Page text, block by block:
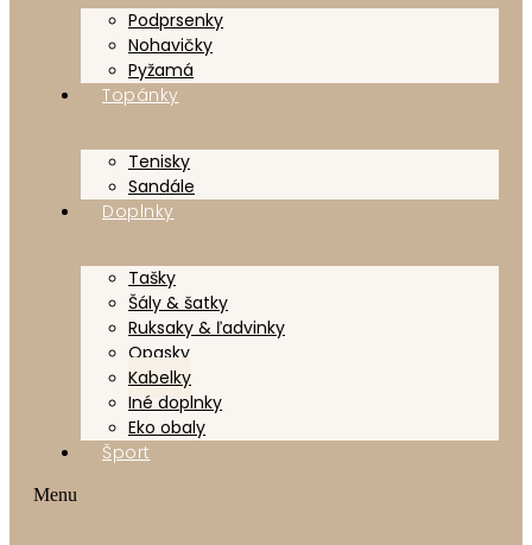
Podprsenky
Nohavičky
Pyžamá
Topánky
Tenisky
Sandále
Doplnky
Tašky
Šály & šatky
Ruksaky & ľadvinky
Opasky
Kabelky
Iné doplnky
Eko obaly
Šport
Menu